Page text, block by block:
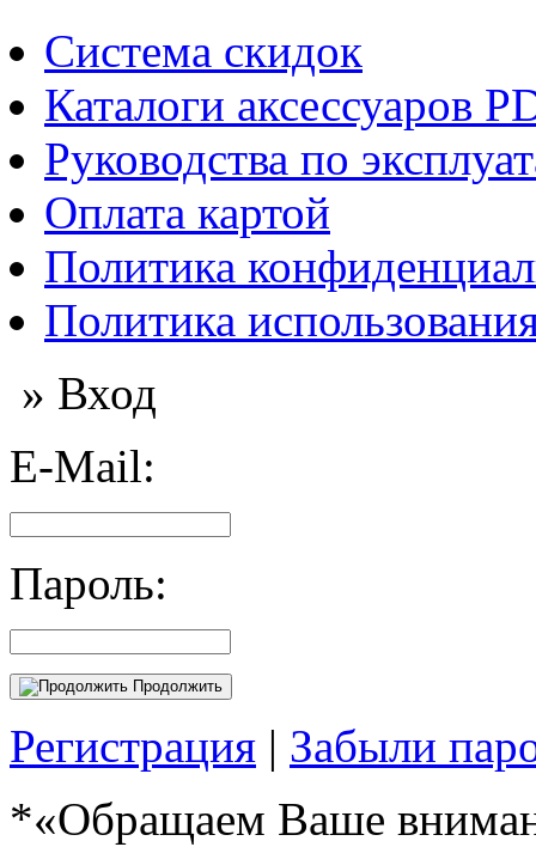
Система скидок
Каталоги аксессуаров
Руководства по
Оплата картой
Политика
Политика
» Вход
E-Mail:
Пароль:
Продолжить
Регистрация | Забыли
*«Обращаем Ваше